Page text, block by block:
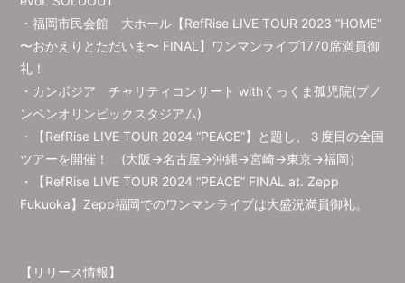
・福岡市民会館 大ホール【RefRise LIVE TOUR 2023 “HOME”
〜おかえりとただいま〜 FINAL】ワンマンライブ1770席満員御
礼！
・カンボジア チャリティコンサート withくっくま孤児院(プノ
ンペンオリンピックスタジアム)
・【RefRise LIVE TOUR 2024 “PEACE”】と題し、３度目の全国
ツアーを開催！ (大阪→名古屋→沖縄→宮崎→東京→福岡）
・【RefRise LIVE TOUR 2024 “PEACE” FINAL at. Zepp
Fukuoka】Zepp福岡でのワンマンライブは大盛況満員御礼。
【リリース情報】